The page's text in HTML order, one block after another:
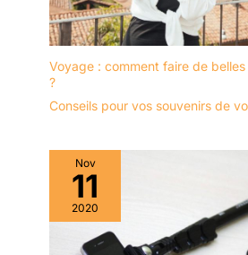
Voyage : comment faire de belles
?
Conseils pour vos souvenirs de
Nov
11
2020